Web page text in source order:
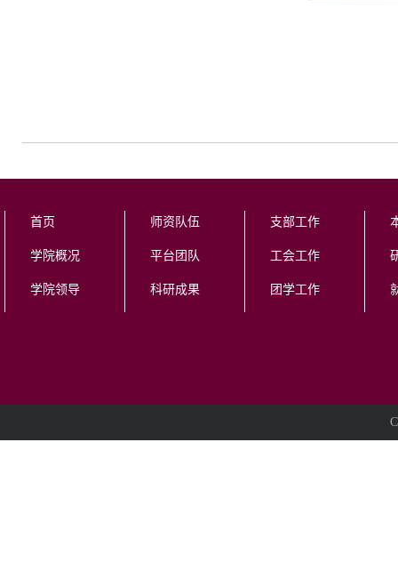
首页
学院概况
学院领导
师资队伍
平台团队
科研成果
支部工作
工会工作
团学工作